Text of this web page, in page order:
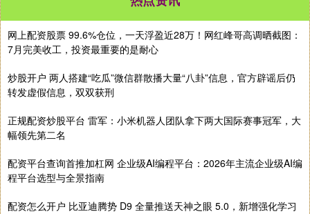
网上配资股票 99.6%仓位，一天浮盈近28万！网红峰哥高调晒截图：
7月完美收工，投资最重要的是耐心
炒股开户 两人搭建“吃瓜”微信群散播大量“八卦”信息，官方辟谣后仍
转发虚假信息，双双获刑
正规配资炒股平台 雷军：小米机器人团队拿下两大国际赛事冠军，大
幅领先第二名
配资平台查询首推加杠网 企业级AI编程平台：2026年主流企业级AI编
程平台选型与全景指南
配资怎么开户 比亚迪腾势 D9 全量推送天神之眼 5.0，新增强化学习